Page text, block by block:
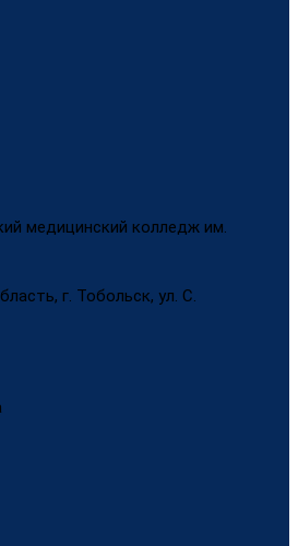
медицинский колледж им.
г. Тобольск, ул. С.